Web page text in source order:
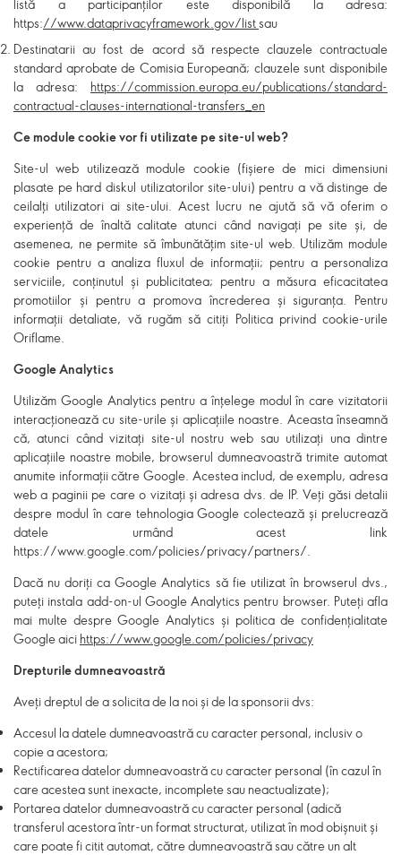
listă a participanților este disponibilă la adresa:
https://www.dataprivacyframework.gov/listsau
Destinatarii au fost de acord să respecte clauzele contractuale
standard aprobate de Comisia Europeană; clauzele sunt disponibile
la adresa: https://commission.europa.eu/publications/standard-
contractual-clauses-international-transfers_en
Ce module cookie vor fi utilizate pe site-ul web?
Site-ul web utilizează module cookie (fișiere de mici dimensiuni
plasate pe hard diskul utilizatorilor site-ului) pentru a vă distinge de
ceilalți utilizatori ai site-ului. Acest lucru ne ajută să vă oferim o
experiență de înaltă calitate atunci când navigați pe site și, de
asemenea, ne permite să îmbunătățim site-ul web. Utilizăm module
cookie pentru a analiza fluxul de informații; pentru a personaliza
serviciile, conținutul și publicitatea; pentru a măsura eficacitatea
promotiilor și pentru a promova încrederea și siguranța. Pentru
informații detaliate, vă rugăm să citiți Politica privind cookie-urile
Oriflame.
Google Analytics
Utilizăm Google Analytics pentru a înțelege modul în care vizitatorii
interacționează cu site-urile și aplicațiile noastre. Aceasta înseamnă
că, atunci când vizitați site-ul nostru web sau utilizați una dintre
aplicațiile noastre mobile, browserul dumneavoastră trimite automat
anumite informații către Google. Acestea includ, de exemplu, adresa
web a paginii pe care o vizitați și adresa dvs. de IP. Veți găsi detalii
despre modul în care tehnologia Google colectează și prelucrează
datele urmând acest link
https://www.google.com/policies/privacy/partners/.
Dacă nu doriți ca Google Analytics să fie utilizat în browserul dvs.,
puteți instala add-on-ul Google Analytics pentru browser. Puteți afla
mai multe despre Google Analytics și politica de confidențialitate
Google aici https://www.google.com/policies/privacy
Drepturile dumneavoastră
Aveți dreptul de a solicita de la noi și de la sponsorii dvs:
Accesul la datele dumneavoastră cu caracter personal, inclusiv o
copie a acestora;
Rectificarea datelor dumneavoastră cu caracter personal (în cazul în
care acestea sunt inexacte, incomplete sau neactualizate);
Portarea datelor dumneavoastră cu caracter personal (adică
transferul acestora într-un format structurat, utilizat în mod obișnuit și
care poate fi citit automat, către dumneavoastră sau către un alt